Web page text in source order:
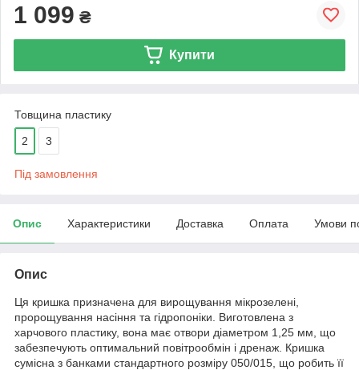
1 099 ₴
Купити
Товщина пластику
2 3
Під замовлення
Опис Характеристики Доставка Оплата Умови
Опис
Ця кришка призначена для вирощування мікрозелені,
пророщування насіння та гідропоніки. Виготовлена з
харчового пластику, вона має отвори діаметром 1,25 мм, що
забезпечують оптимальний повітрообмін і дренаж. Кришка
сумісна з банками стандартного розміру 050/015, що робить її